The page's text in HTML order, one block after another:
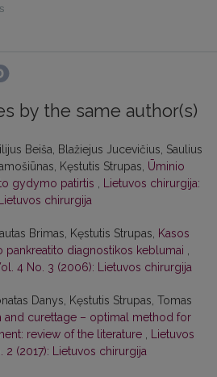
by the same author(s)
Beiša, Blažiejus Jucevičius, Saulius
Kęstutis Strupas, Ūminio
gydymo patirtis
Lietuvos chirurgija:
chirurgija
Brimas, Kęstutis Strupas,
Kasos
pankreatito diagnostikos keblumai
4 No. 3 (2006): Lietuvos chirurgija
Danys, Kęstutis Strupas, Tomas
and curettage – optimal method for
review of the literature
Lietuvos
2 (2017): Lietuvos chirurgija